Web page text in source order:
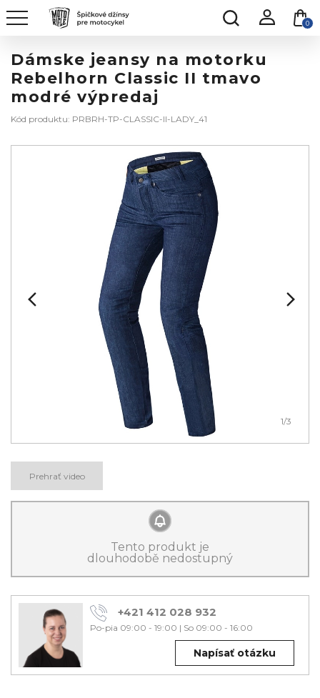
0
Dámske jeansy na motorku
Rebelhorn Classic II tmavo
modré výpredaj
Kód produktu: PRBRH-TP-CLASSIC-II-LADY_41
1/3
Prehrať video
Tento produkt je
dlouhodobě nedostupný
+421 412 028 932
Po-pia 09:00 - 19:00 | So 09:00 - 16:00
Napísať otázku